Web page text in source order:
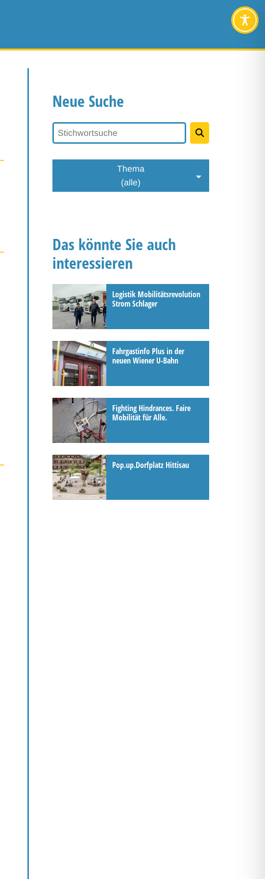
Neue Suche
Stichwortsuche
Thema
(alle)
Das könnte Sie auch
interessieren
Logistik Mobilitätsrevolution
Strom Schlager
Fahrgastinfo Plus in der
neuen Wiener U-Bahn
Fighting Hindrances. Faire
Mobilität für Alle.
Pop.up.Dorfplatz Hittisau